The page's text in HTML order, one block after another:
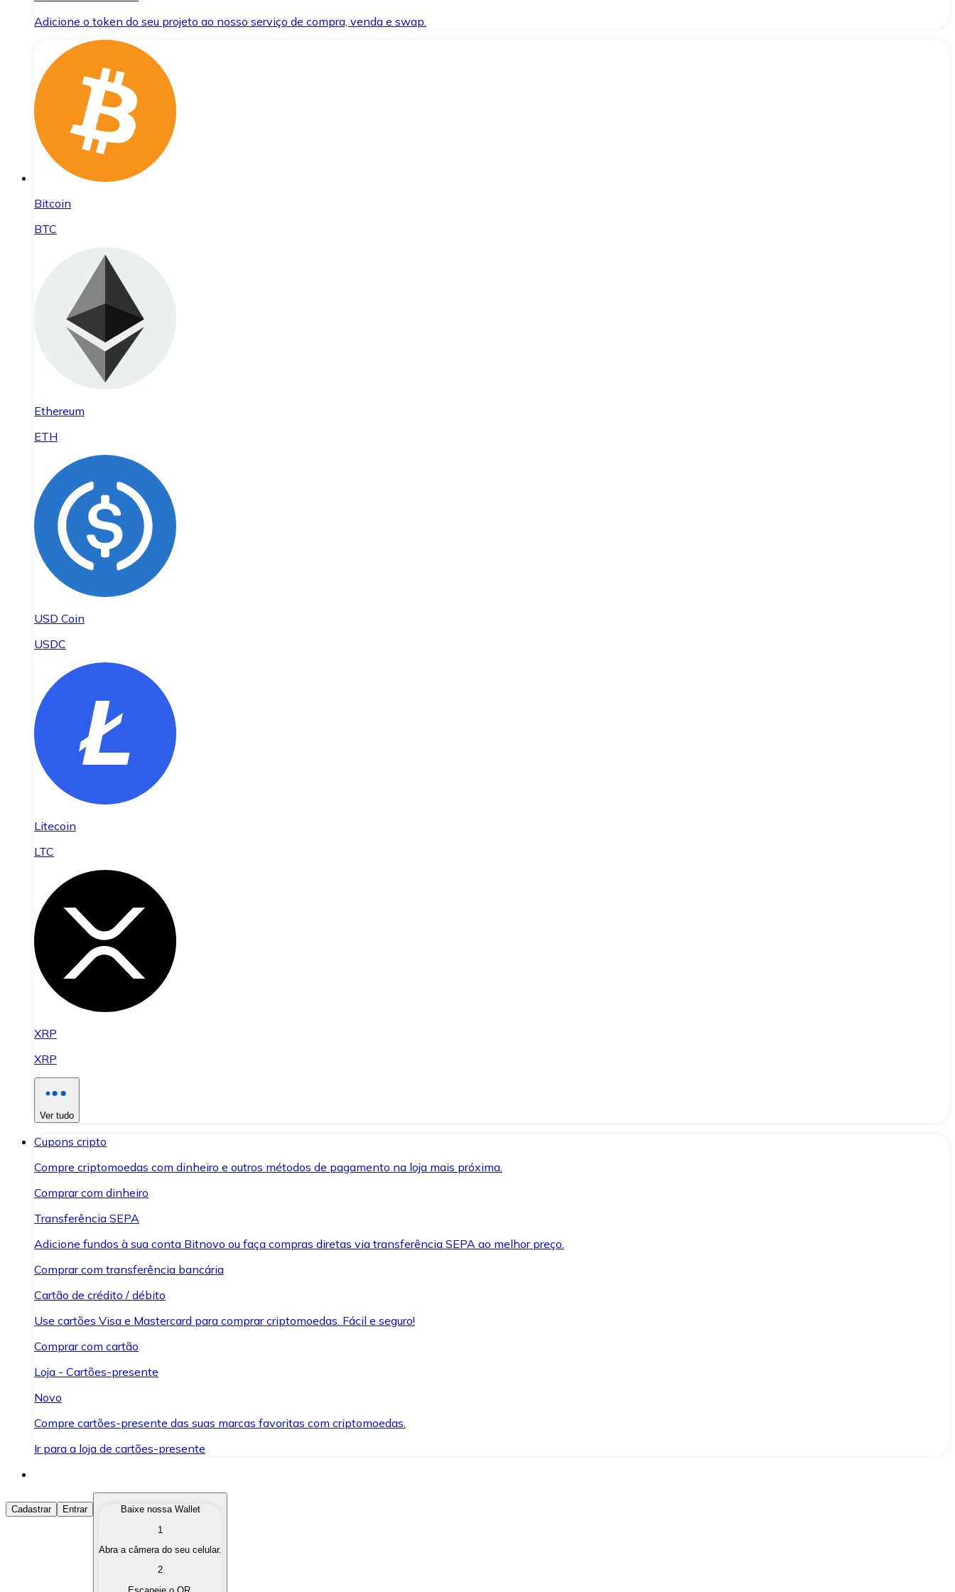
Adicione o token do seu projeto ao nosso serviço de compra, venda e swap.
Bitcoin
BTC
Ethereum
ETH
USD Coin
USDC
Litecoin
LTC
XRP
XRP
Ver tudo
Cupons cripto
Compre criptomoedas com dinheiro e outros métodos de pagamento na loja mais próxima.
Comprar com dinheiro
Transferência SEPA
Adicione fundos à sua conta Bitnovo ou faça compras diretas via transferência SEPA ao melhor preço.
Comprar com transferência bancária
Cartão de crédito / débito
Use cartões Visa e Mastercard para comprar criptomoedas. Fácil e seguro!
Comprar com cartão
Loja - Cartões-presente
Novo
Compre cartões-presente das suas marcas favoritas com criptomoedas.
Ir para a loja de cartões-presente
Comprar Criptomoedas
Compre as criptomoedas de seu interesse de forma rápida e segura.
Converta suas criptomoedas em moeda fiduciária quando precisar.
Cadastrar Entrar
Baixe nossa Wallet
1
Abra a câmera do seu celular.
2